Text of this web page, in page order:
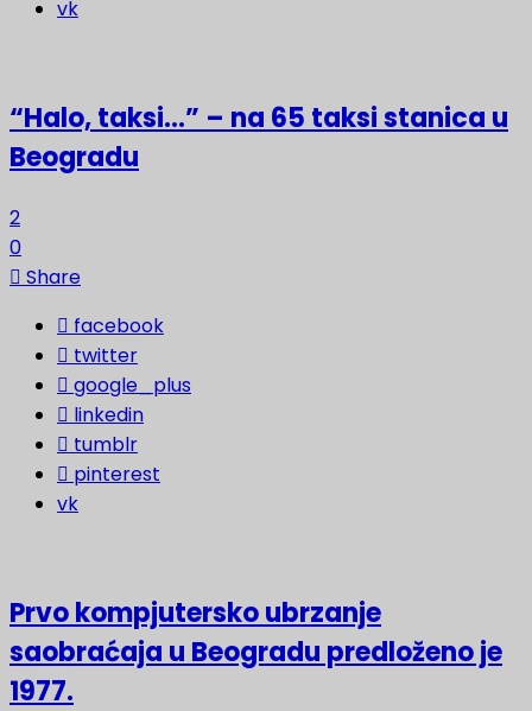
vk
“Halo, taksi…” – na 65 taksi stanica u
Beogradu
2
0
Share
facebook
twitter
google_plus
linkedin
tumblr
pinterest
vk
Prvo kompjutersko ubrzanje
saobraćaja u Beogradu predloženo je
1977.